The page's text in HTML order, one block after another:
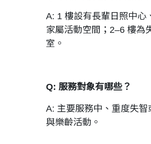
A: 1 樓設有長輩日照中心
家屬活動空間；2–6 樓為
室。
Q: 服務對象有哪些？
A: 主要服務中、重度失
與樂齡活動。